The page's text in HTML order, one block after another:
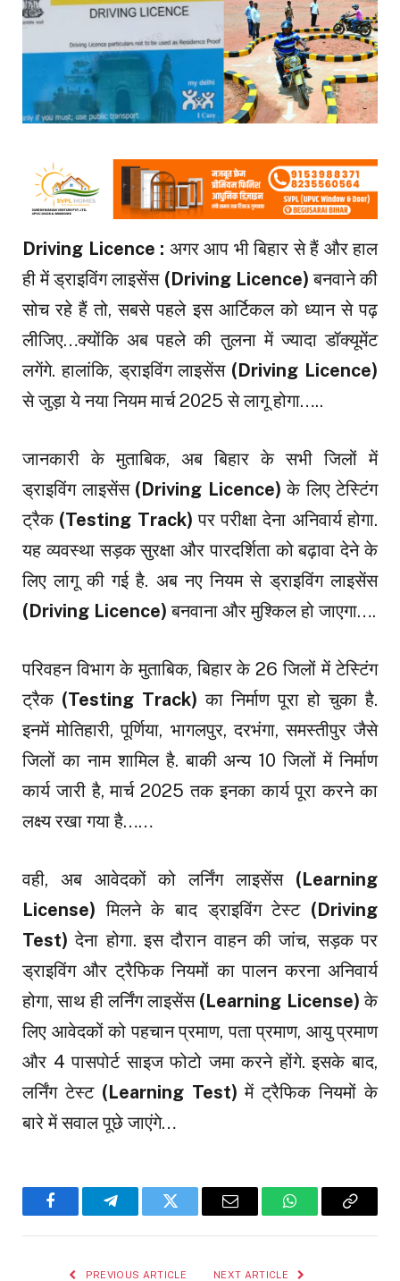
Driving Licence : अगर आप भी बिहार से हैं और हाल
ही में ड्राइविंग लाइसेंस (Driving Licence)बनवाने की
सोच रहे हैं तो, सबसे पहले इस आर्टिकल को ध्यान से पढ़
लीजिए…क्योंकि अब पहले की तुलना में ज्यादा डॉक्यूमेंट
लगेंगे. हालांकि, ड्राइविंग लाइसेंस (Driving Licence)
से जुड़ा ये नया नियम मार्च 2025 से लागू होगा…..
जानकारी के मुताबिक, अब बिहार के सभी जिलों में
ड्राइविंग लाइसेंस (Driving Licence)के लिए टेस्टिंग
ट्रैक (Testing Track)पर परीक्षा देना अनिवार्य होगा.
यह व्यवस्था सड़क सुरक्षा और पारदर्शिता को बढ़ावा देने के
लिए लागू की गई है. अब नए नियम से ड्राइविंग लाइसेंस
(Driving Licence)बनवाना और मुश्किल हो जाएगा….
परिवहन विभाग के मुताबिक, बिहार के 26 जिलों में टेस्टिंग
ट्रैक (Testing Track)का निर्माण पूरा हो चुका है.
इनमें मोतिहारी, पूर्णिया, भागलपुर, दरभंगा, समस्तीपुर जैसे
जिलों का नाम शामिल है. बाकी अन्य 10 जिलों में निर्माण
कार्य जारी है, मार्च 2025 तक इनका कार्य पूरा करने का
लक्ष्य रखा गया है……
वही, अब आवेदकों को लर्निंग लाइसेंस (Learning
License)मिलने के बाद ड्राइविंग टेस्ट (Driving
Test) देना होगा. इस दौरान वाहन की जांच, सड़क पर
ड्राइविंग और ट्रैफिक नियमों का पालन करना अनिवार्य
होगा, साथ ही लर्निंग लाइसेंस (Learning License)के
लिए आवेदकों को पहचान प्रमाण, पता प्रमाण, आयु प्रमाण
और 4 पासपोर्ट साइज फोटो जमा करने होंगे. इसके बाद,
लर्निंग टेस्ट (Learning Test)में ट्रैफिक नियमों के
बारे में सवाल पूछे जाएंगे…
FacebookTelegramTwitter Email WhatsAppCopy
PREVIOUS ARTICLE NEXT ARTICLE